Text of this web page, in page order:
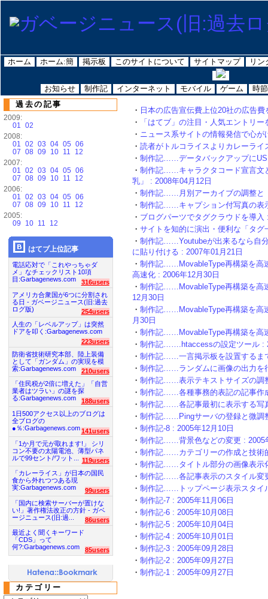
ホーム ホーム:簡 掲示板 このサイトについて サイトマップ リン
お知らせ 制作記 インターネット モバイル ゲーム 時節
・ 日本の広告宣伝費上位20社の広告
・
「はてブ」の注目・人気エントリ
・ ニュース系サイトの情報発信で心
・ 読者がトルコライスよりカレーラ
・ 制作記……データバックアップに
・ 制作記……キャラクタコード宣言文
乳」 : 2008年04月12日
・ 制作記……月別アーカイブの調整と
・ 制作記……キャプション付写真の表
・ ブログパーツでタグクラウドを導入
・ サイトを知的に演出・便利な「タ
・ 制作記……Youtubeが出来るなら自
に貼り付ける : 2007年01月21日
・ 制作記……MovableType再構築を高
高速化 : 2006年12月30日
・ 制作記……MovableType再構築を高
12月30日
・ 制作記……MovableType再構築を高
月30日
・ 制作記……MovableType再構築を高
・ 制作記…….htaccessの設定ツール :
・ 制作記……一言掲示板を設置するま
・ 制作記……ランダムに画像の出力を
・ 制作記……表示テキストサイズの調
・ 制作記……各種事務的表記の記事作
・ 制作記……各記事最初に表示する写
・ 制作記……Pingサーバの登録と微調
・ 制作記-8 : 2005年12月10日
・ 制作記……背景色などの変更 : 2005
・ 制作記……カテゴリーの作成と技術
・ 制作記……タイトル部分の画像表示
・ 制作記……各記事表示のスタイル変
・ 制作記……トップページ表示スタイ
・ 制作記-7 : 2005年11月06日
・ 制作記-6 : 2005年10月08日
・ 制作記-5 : 2005年10月04日
・ 制作記-4 : 2005年10月01日
・ 制作記-3 : 2005年09月28日
・ 制作記-2 : 2005年09月27日
・ 制作記-1 : 2005年09月27日
過去の記事
2009:
01 02
2008:
01 02 03 04 05 06
07 08 09 10 11
12
2007:
01 02 03 04 05 06
07 08 09 10 11
12
2006:
01 02 03 04 05 06
07 08 09 10 11
12
2005:
09
10 11 12
はてブ上位記事
電話応対で「これやっちゃダ
メ」なチェックリスト10項
目:Garbagenews.com
316users
アメリカ合衆国が6つに分割され
る日 - ガベージニュース(旧:過去
ログ版)
254users
人生の「レベルアップ」は突然
ドアを叩く:Garbagenews.com
223users
防衛省技術研究本部、陸上装備
として「ガンダム」の実現を模
索:Garbagenews.com
210users
「住民税が2倍に増えた」「自営
業者はツラい」の謎を探
る:Garbagenews.com
188users
1日500アクセス以上のブログは
全ブログの
●％:Garbagenews.com 141users
「1か月で元が取れます!」 シリ
コン不要の太陽電池、薄型パネ
ルで99セント/ワット...
119users
「カレーライス」が日本の国民
食から外れつつある現
実:Garbagenews.com
99users
「国内に検索サーバーが置けな
い!」著作権法改正の方針 - ガベ
ージニュース(旧:過...
86users
最近よく聞くキーワード
「CDS」って
何?:Garbagenews.com
85users
カテゴリー